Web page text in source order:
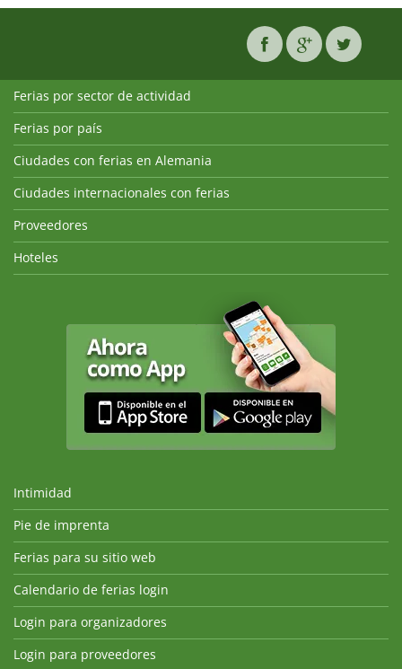
Ferias por sector de actividad
Ferias por país
Ciudades con ferias en Alemania
Ciudades internacionales con ferias
Proveedores
Hoteles
Intimidad
Pie de imprenta
Ferias para su sitio web
Calendario de ferias login
Login para organizadores
Login para proveedores